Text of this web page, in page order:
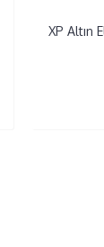
XP Altın